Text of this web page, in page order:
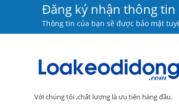
Đăng ký nhận thông
Thông tin của bạn sẽ được bảo mật
Với chúng tôi ,chất lượng là ưu tiên hàng đầu.